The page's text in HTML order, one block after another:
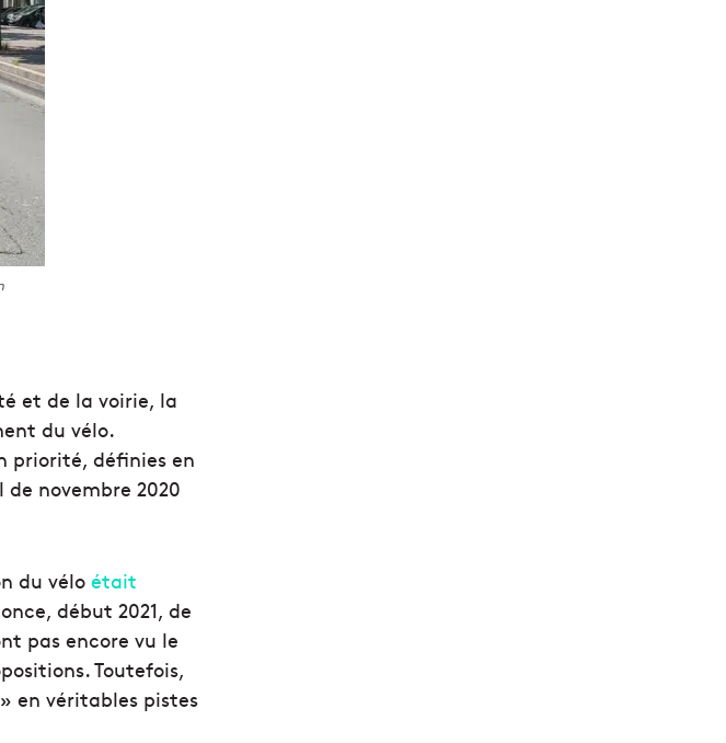
et de la voirie, la
du vélo.
priorité, définies en
novembre 2020
du vélo était
début 2021, de
pas encore vu le
Toutefois,
en véritables pistes